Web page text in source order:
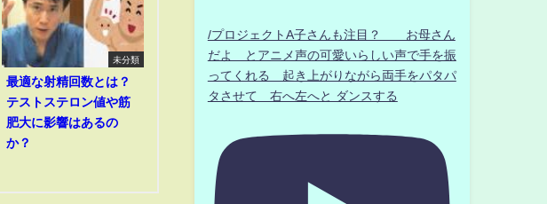
未分類
最適な射精回数とは？
テストステロン値や筋
肥大に影響はあるの
か？
/プロジェクトA子さんも注目？ お母さん
だよ とアニメ声の可愛いらしい声で手を振
ってくれる 起き上がりながら両手をパタパ
タさせて 右へ左へと ダンスする